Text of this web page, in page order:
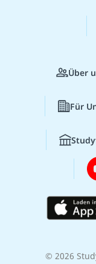
Über
Für
© 2026